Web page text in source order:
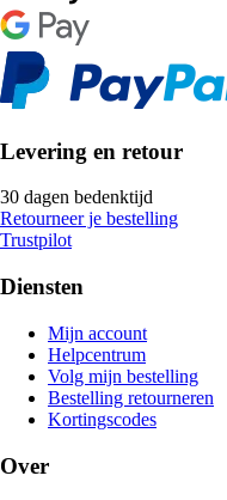
Levering en retour
30 dagen bedenktijd
Retourneer je bestelling
Trustpilot
Diensten
Mijn account
Helpcentrum
Volg mijn bestelling
Bestelling retourneren
Kortingscodes
Over